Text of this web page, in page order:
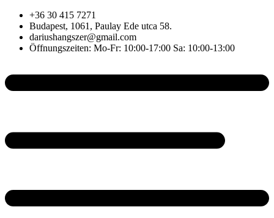
+36 30 415 7271
Budapest, 1061, Paulay Ede utca 58.
dariushangszer@gmail.com
Öffnungszeiten: Mo-Fr: 10:00-17:00 Sa: 10:00-13:00